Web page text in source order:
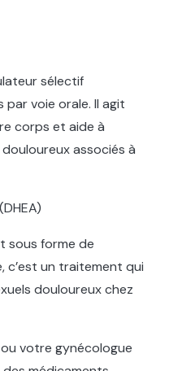
sélectif
voie orale. Il agit
corps et aide à
associés à
sous forme de
c’est un traitement qui
douloureux chez
votre gynécologue